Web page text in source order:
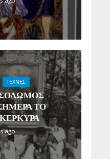
ΤΕΧΝΕΣ
ΣΟΛΩΜΟΣ
ΤΟ
ago